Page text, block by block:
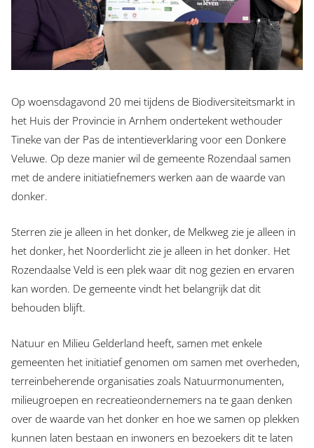
Op woensdagavond 20 mei tijdens de Biodiversiteitsmarkt in
het Huis der Provincie in Arnhem ondertekent wethouder
Tineke van der Pas de intentieverklaring voor een Donkere
Veluwe. Op deze manier wil de gemeente Rozendaal samen
met de andere initiatiefnemers werken aan de waarde van
donker.
Sterren zie je alleen in het donker, de Melkweg zie je alleen in
het donker, het Noorderlicht zie je alleen in het donker. Het
Rozendaalse Veld is een plek waar dit nog gezien en ervaren
kan worden. De gemeente vindt het belangrijk dat dit
behouden blijft.
Natuur en Milieu Gelderland heeft, samen met enkele
gemeenten het initiatief genomen om samen met overheden,
terreinbeherende organisaties zoals Natuurmonumenten,
milieugroepen en recreatieondernemers na te gaan denken
over de waarde van het donker en hoe we samen op plekken
kunnen laten bestaan en inwoners en bezoekers dit te laten